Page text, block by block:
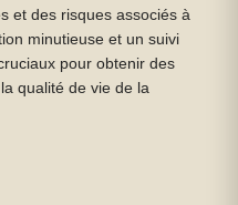
et des risques associés à
minutieuse et un suivi
pour obtenir des
qualité de vie de la